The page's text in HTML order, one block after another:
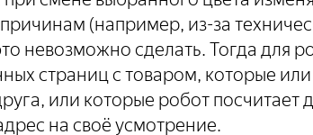
(например, из-за
невозможно сделать. Тогда для
страниц с товаром, которые
или которые робот
на своё усмотрение.